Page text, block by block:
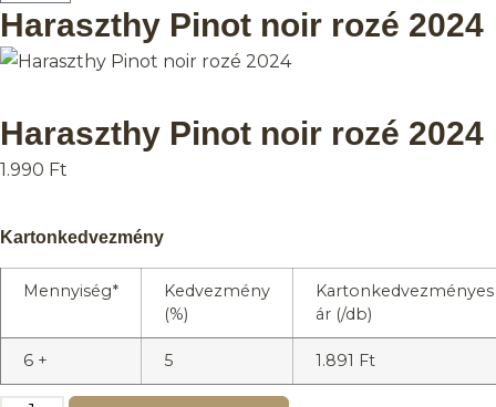
Haraszthy Pinot noir rozé 2024
Haraszthy Pinot noir rozé 2024
1.990 Ft
Kartonkedvezmény
Mennyiség*
Kedvezmény
(%)
Kartonkedvezményes
ár (/db)
6 + 5 1.891 Ft